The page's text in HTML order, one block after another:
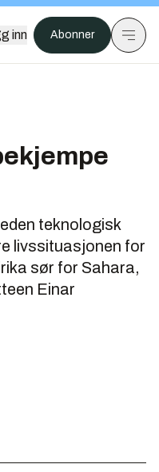
inn Abonner
teknologisk
livssituasjonen for
sør for Sahara,
Einar